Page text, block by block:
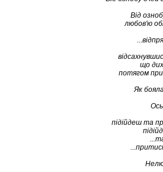
Від
любов'ю
що
потягом
Як
підійдеш та